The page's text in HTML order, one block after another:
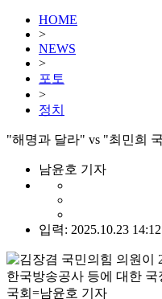
HOME
>
NEWS
>
포토
>
정치
"해명과 달라" vs "최민희
남윤호 기자
입력: 2025.10.23